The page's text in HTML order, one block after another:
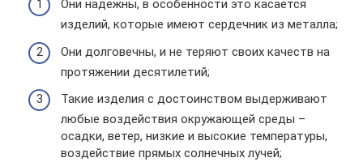
Они надежны, в особенности это касается
изделий, которые имеют сердечник из металла;
Они долговечны, и не теряют своих качеств на
протяжении десятилетий;
Такие изделия с достоинством выдерживают
любые воздействия окружающей среды –
осадки, ветер, низкие и высокие температуры,
воздействие прямых солнечных лучей;